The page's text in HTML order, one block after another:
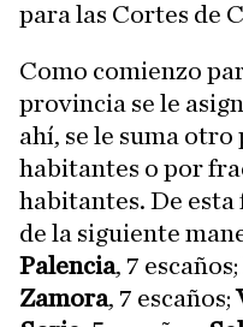
para las Cortes de
Como comienzo
provincia se le
ahí, se le suma
habitantes o por
habitantes. De
de la siguiente
Palencia, 7 escaños;
Zamora, 7 escaños;